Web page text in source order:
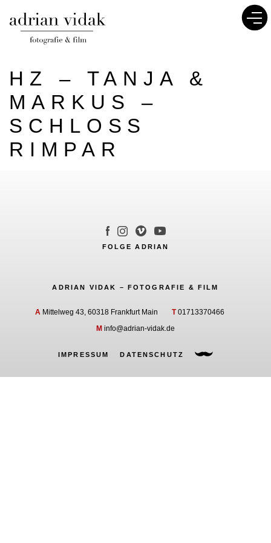
HZ – TANJA &
MARKUS –
SCHLOSS
RIMPAR
FOLGE ADRIAN
ADRIAN VIDAK – FOTOGRAFIE & FILM
A Mittelweg 43, 60318 Frankfurt Main T01713370466
M info@adrian-vidak.de
IMPRESSUM DATENSCHUTZ